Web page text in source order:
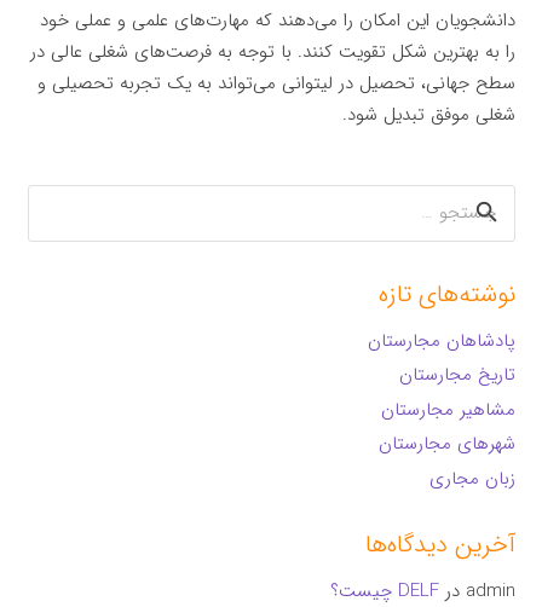
دانشجویان این امکان را می‌دهند که مهارت‌های علمی و عملی خود
را به بهترین شکل تقویت کنند. با توجه به فرصت‌های شغلی عالی در
سطح جهانی، تحصیل در لیتوانی می‌تواند به یک تجربه تحصیلی و
شغلی موفق تبدیل شود.
جستجو
برای:
نوشته‌های تازه
پادشاهان مجارستان
تاریخ مجارستان
مشاهیر مجارستان
شهرهای مجارستان
زبان مجاری
آخرین دیدگاه‌ها
admin درDELF چیست؟